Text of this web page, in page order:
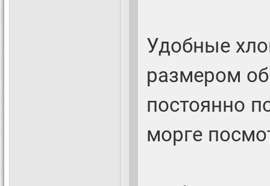
Удобные
размером
постоянно
морге